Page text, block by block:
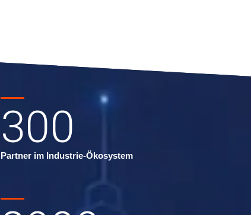
300
Partner im Industrie-Ökosystem